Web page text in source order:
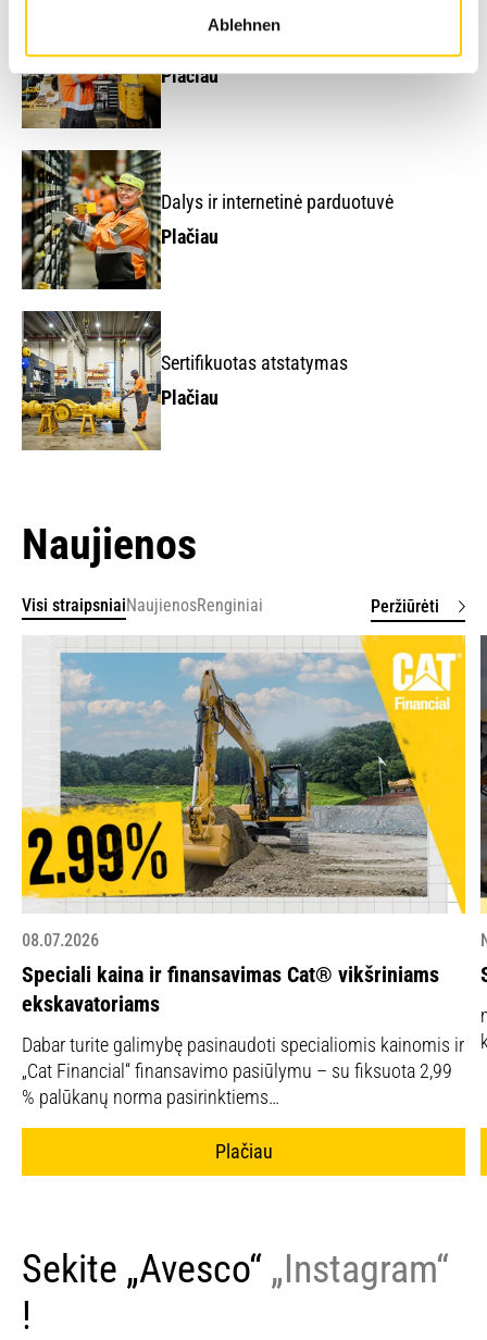
Ablehnen
Plačiau
Dalys ir internetinė parduotuvė
Plačiau
Sertifikuotas atstatymas
Plačiau
Naujienos
Visi straipsniaiNaujienosRenginiai Peržiūrėti
08.07.2026
Speciali kaina ir finansavimas Cat® vikšriniams
ekskavatoriams
Dabar turite galimybę pasinaudoti specialiomis kainomis ir
„Cat Financial“ finansavimo pasiūlymu – su fiksuota 2,99
% palūkanų norma pasirinktiems…
Plačiau
Sekite „Avesco“ „Instagram“
!